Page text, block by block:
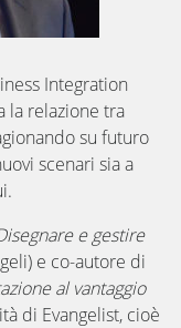
Integration
la relazione tra
su futuro
scenari sia a
e gestire
e co-autore di
al vantaggio
di Evangelist, cioè